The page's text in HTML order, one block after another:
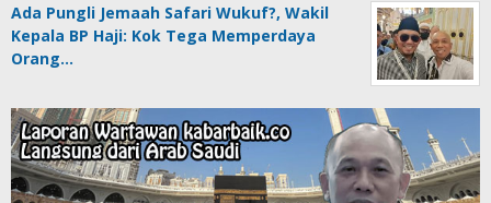
Ada Pungli Jemaah Safari Wukuf?, Wakil
Kepala BP Haji: Kok Tega Memperdaya
Orang…